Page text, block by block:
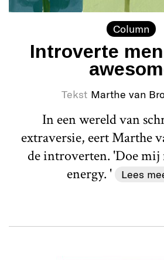
Column
Introverte
Tekst Marthe van
In een wereld van
extraversie, eert Marthe
de introverten. 'Doe mij
energy. '
Lees